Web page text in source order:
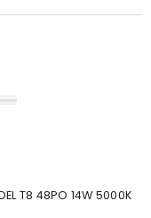
T8 48PO 14W 5000K